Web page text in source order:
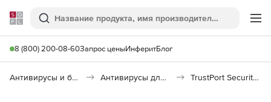
Softline
Поиск
8 (800) 200-08-60Запрос ценыИнферитБлог
Антивирусы и безопасность Антивирусы для организаций TrustPort Security Elements Ultimate